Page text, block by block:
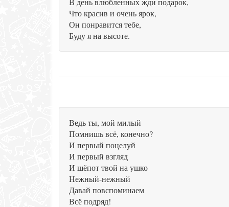
Что красив и очень ярок,
Он понравится тебе,
Буду я на высоте.
Ведь ты, мой милый
Помнишь всё, конечно?
И первый поцелуй
И первый взгляд
И шёпот твой на ушко
Нежный-нежный
Давай повспоминаем
Всё подряд!